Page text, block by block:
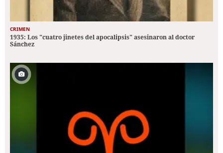
CRIMEN
1935: Los "cuatro jinetes del apocalipsis" asesinaron al doctor
Sánchez